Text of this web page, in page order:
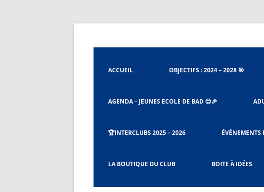
Aller
Badminton Club Tignieu
ACCUEIL OBJECTIFS : 2024 – 2028 🎯
AGENDA – JEUNES ECOLE DE BAD 😊🎉
🏆INTERCLUBS 2025 – 2026 ÉVÉNEMENTS
LA BOUTIQUE DU CLUB BOITE À IDÉES